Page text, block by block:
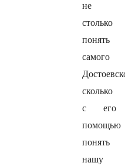
не
столько
понять
самого
сколько
с его
помощью
понять
нашу